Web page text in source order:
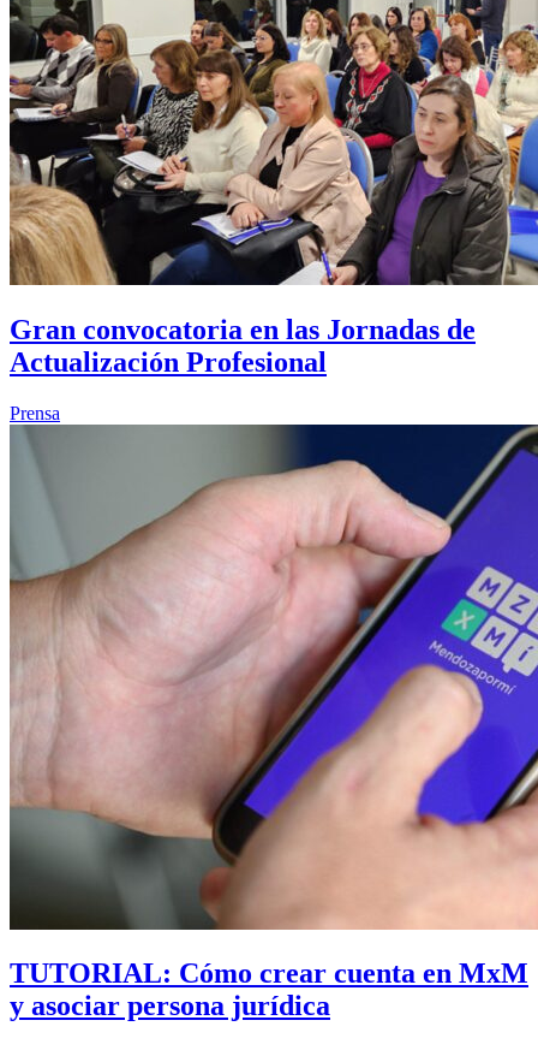
Gran convocatoria en las Jornadas de
Actualización Profesional
Prensa
TUTORIAL: Cómo crear cuenta en MxM
y asociar persona jurídica